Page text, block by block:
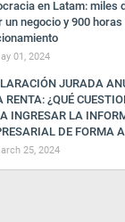
en Latam: miles
un negocio y 900
01, 2024
JURADA
RENTA: ¿QUÉ
INGRESAR LA
DE FORMA
25, 2024